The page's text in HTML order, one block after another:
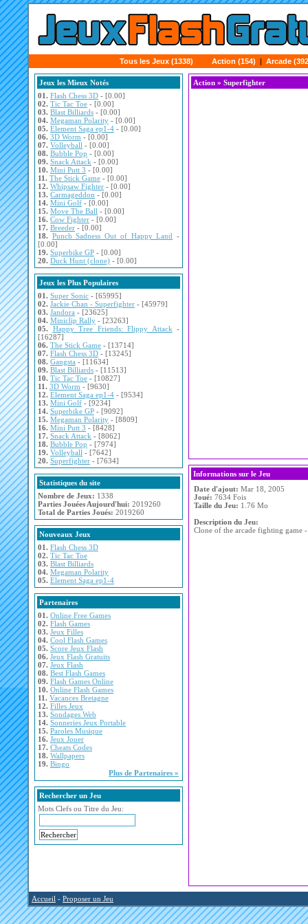
Tous les Jeux (1338) Action (154) | Arcade
Jeux les Mieux Notés
01. Flash Chess 3D - [0.00]
02. Tic Tac Toe - [0.00]
03. Blast Billiards - [0.00]
04. Megaman Polarity - [0.00]
05. Element Saga ep1-4 - [0.00]
06. 3D Worm - [0.00]
07. Volleyball - [0.00]
08. Bubble Pop - [0.00]
09. Snack Attack - [0.00]
10. Mini Putt 3 - [0.00]
11. The Stick Game - [0.00]
12. Whipsaw Fighter - [0.00]
13. Carmageddon - [0.00]
14. Mini Golf - [0.00]
15. Move The Ball - [0.00]
16. Cow Fighter - [0.00]
17. Breeder - [0.00]
18. Punch Sadness Out of Happy Land -
[0.00]
19. Superbike GP - [0.00]
20. Duck Hunt (clone) - [0.00]
Jeux les Plus Populaires
01. Super Sonic - [65995]
02. Jackie Chan - Superfighter - [45979]
03. Jandora - [23625]
04. Miniclip Rally - [23263]
05.
Happy Tree Friends: Flippy Attack -
[16287]
06. The Stick Game - [13714]
07. Flash Chess 3D - [13245]
08. Gangsta - [11634]
09. Blast Billiards - [11513]
10. Tic Tac Toe - [10827]
11. 3D Worm - [9630]
12. Element Saga ep1-4 - [9534]
13. Mini Golf - [9234]
14. Superbike GP - [9092]
15. Megaman Polarity - [8809]
16. Mini Putt 3 - [8428]
17. Snack Attack - [8062]
18. Bubble Pop - [7974]
19. Volleyball - [7642]
20. Superfighter - [7634]
Statistiques du site
Nombre de Jeux: 1338
Parties Jouées Aujourd'hui: 2019260
Total de Parties Joués: 2019260
Nouveaux Jeux
01. Flash Chess 3D
02. Tic Tac Toe
03. Blast Billiards
04. Megaman Polarity
05. Element Saga ep1-4
Partenaires
01. Online Free Games
02. Flash Games
03. Jeux Filles
04. Cool Flash Games
05. Score Jeux Flash
06. Jeux Flash Gratuits
07. Jeux Flash
08. Best Flash Games
09. Flash Games Online
10. Online Flash Games
11. Vacances Bretagne
12. Filles Jeux
13. Sondages Web
14. Sonneries Jeux Portable
15. Paroles Musique
16. Jeux Jouer
17. Cheats Codes
18. Wallpapers
19. Bingo
Plus de Partenaires »
Rechercher un Jeu
Mots Clefs ou Titre du Jeu:
Action » Superfighter
Informations sur le Jeu
Date d'ajout: Mar 18, 2005
Joué: 7634 Fois
Taille du Jeu: 1.76 Mo
Description du Jeu:
Clone of the arcade fighting game
Accueil - Proposer un Jeu